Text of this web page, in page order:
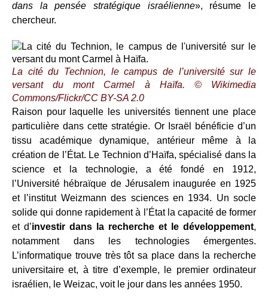
dans la pensée stratégique israélienne», résume le
chercheur.
La cité du Technion, le campus de l’université sur le
versant du mont Carmel à Haïfa.
© Wikimedia
Commons/Flickr/CC BY-SA 2.0
Raison pour laquelle les universités tiennent une place
particulière dans cette stratégie. Or Israël bénéficie d’un
tissu académique dynamique, antérieur même à la
création de l’État. Le Technion d’Haïfa, spécialisé dans la
science et la technologie, a été fondé en 1912,
l’Université hébraïque de Jérusalem inaugurée en 1925
et l’institut Weizmann des sciences en 1934. Un socle
solide qui donne rapidement à l’État la capacité de former
et d’investir dans la recherche et le développement,
notamment dans les technologies émergentes.
L’informatique trouve très tôt sa place dans la recherche
universitaire et, à titre d’exemple, le premier ordinateur
israélien, le Weizac, voit le jour dans les années 1950.